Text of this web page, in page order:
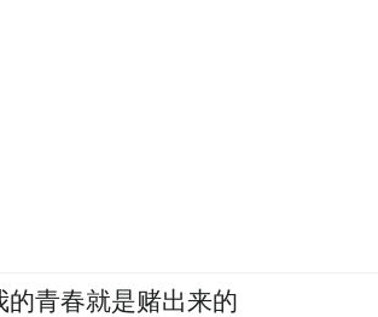
的青春就是赌出来的